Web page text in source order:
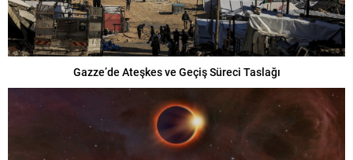
Gazze’de Ateşkes ve Geçiş Süreci Taslağı